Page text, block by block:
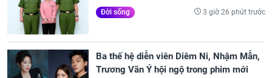
Đời sống 3 giờ 26 phút trước
Ba thế hệ diễn viên Diêm Ni, Nhậm Mẫn,
Trương Vãn Ý hội ngộ trong phim mới